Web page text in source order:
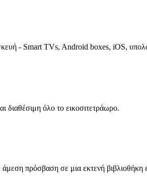
- Smart TVs, Android boxes, iOS,
διαθέσιμη όλο το εικοσιτετράωρο.
πρόσβαση σε μια εκτενή βιβλιοθήκη